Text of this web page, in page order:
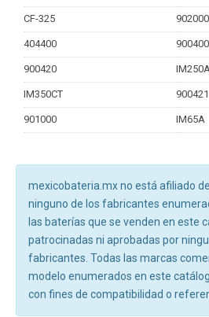
CF-325 902000
404400 900400
900420
IM350CT 900421
901000 IM65A
mexicobateria.mx no está afiliado
ninguno de los fabricantes
las baterías que se venden en este
patrocinadas ni aprobadas por
fabricantes. Todas las marcas
modelo enumerados en este
con fines de compatibilidad o